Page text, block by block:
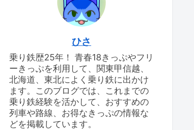
ひさ
乗り鉄歴25年！ 青春18きっぷやフリ
ーきっぷを利用して、関東甲信越、
北海道、東北によく乗り鉄に出かけ
ます。このブログでは、これまでの
乗り鉄経験を活かして、おすすめの
列車や路線、お得なきっぷの情報な
どを掲載しています。